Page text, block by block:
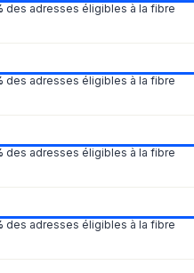
des adresses éligibles à la fibre
des adresses éligibles à la fibre
des adresses éligibles à la fibre
des adresses éligibles à la fibre